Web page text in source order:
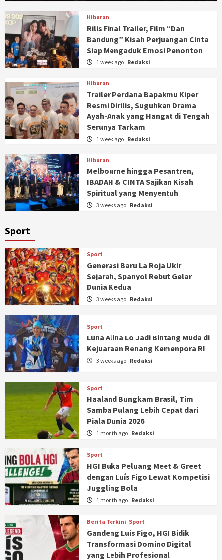
Hiburan
Rilis Final Trailer, Film “Dan
Bandung” Kisah Perjuangan Cinta
Siap Mengaduk Emosi Penonton
1 week ago Redaksi
Hiburan
Trailer Perdana Bapakmu Kiper
Resmi Dirilis, Suguhkan Drama
Ayah-Anak yang Hangat di Tengah
Serunya Tarkam
1 week ago Redaksi
Hiburan
Melbourne hingga Pesantren,
IBADAH & CINTA Sajikan Kisah
Spiritual yang Menyentuh
3 weeks ago Redaksi
Sport
Sport
Generasi Baru La Roja Ukir
Sejarah, Spanyol Rebut Gelar
Dunia Kedua
3 weeks ago Redaksi
Sport
Luna Alina Lo Jadi Bintang Muda di
Kejuaraan Renang Kemenpora RI
3 weeks ago Redaksi
Sport
Haaland Bungkam Brasil, Tim
Samba Pulang Lebih Cepat dari
Piala Dunia 2026
1 month ago Redaksi
Sport
HGI Buka Peluang Meet & Greet
dengan Luís Figo Lewat Kompetisi
Juggling Bola
1 month ago Redaksi
Berita Terkini Sport
Gandeng Luis Figo, HGI Bidik
Transformasi Domino Digital
yang Lebih Profesional